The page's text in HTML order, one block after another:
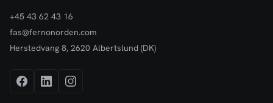
+45 43 62 43 16
fas@fernonorden.com
Herstedvang 8, 2620 Albertslund (DK)